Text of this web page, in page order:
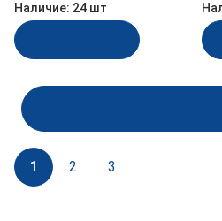
Наличие: 24 шт
1 2 3